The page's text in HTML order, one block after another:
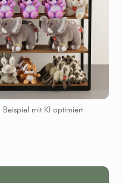
mit KI optimiert